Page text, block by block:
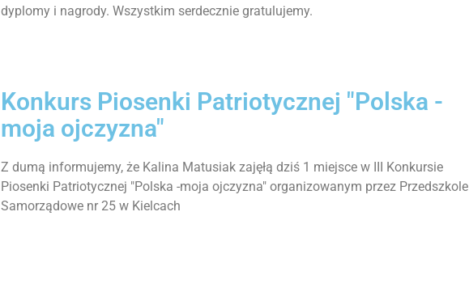
dyplomy i nagrody. Wszystkim serdecznie gratulujemy.
Konkurs Piosenki Patriotycznej "Polska -
moja ojczyzna"
Z dumą informujemy, że Kalina Matusiak zajęłą dziś 1 miejsce w III Konkursie
Piosenki Patriotycznej "Polska -moja ojczyzna" organizowanym przez Przedszkole
Samorządowe nr 25 w Kielcach